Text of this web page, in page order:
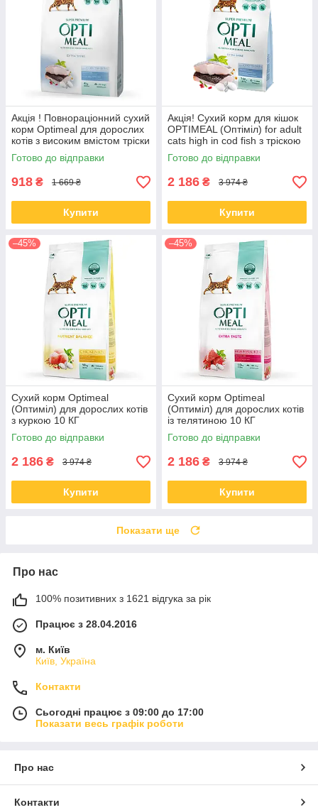
Акція ! Повнораціонний сухий
корм Optimeal для дорослих
котів з високим вмістом тріски
4 КГ
Готово до відправки
918 ₴ 1 669 ₴
Купити
Акція! Сухий корм для кішок
OPTIMEAL (Оптіміл) for adult
cats high in cod fish з тріскою
10 кг
Готово до відправки
2 186 ₴ 3 974 ₴
Купити
–45%
Сухий корм Optimeal
(Оптиміл) для дорослих котів
з куркою 10 КГ
Готово до відправки
2 186 ₴ 3 974 ₴
Купити
–45%
Сухий корм Optimeal
(Оптиміл) для дорослих котів
із телятиною 10 КГ
Готово до відправки
2 186 ₴ 3 974 ₴
Купити
Показати ще
Про нас
100% позитивних з 1621 відгука за рік
Працює з 28.04.2016
м. Київ
Київ, Україна
Контакти
Сьогодні працює з 09:00 до 17:00
Показати весь графік роботи
Про нас
Контакти